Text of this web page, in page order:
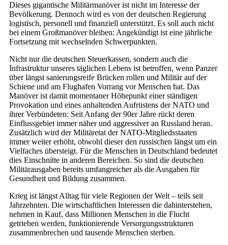
Dieses gigantische Militärmanöver ist nicht im Interesse der
Bevölkerung. Dennoch wird es von der deutschen Regierung
logistisch, personell und finanziell unterstützt. Es soll auch nicht
bei einem Großmanöver bleiben: Angekündigt ist eine jährliche
Fortsetzung mit wechselnden Schwerpunkten.
Nicht nur die deutschen Steuerkassen, sondern auch die
Infrastruktur unseres täglichen Lebens ist betroffen, wenn Panzer
über längst sanierungsreife Brücken rollen und Militär auf der
Schiene und am Flughafen Vorrang vor Menschen hat. Das
Manöver ist damit momentaner Höhepunkt einer ständigen
Provokation und eines anhaltenden Aufrüstens der NATO und
ihrer Verbündeten: Seit Anfang der 90er Jahre rückt deren
Einflussgebiet immer näher und aggressiver an Russland heran.
Zusätzlich wird der Militäretat der NATO-Mitgliedsstaaten
immer weiter erhöht, obwohl dieser den russischen längst um ein
Vielfaches übersteigt. Für die Menschen in Deutschland bedeutet
dies Einschnitte in anderen Bereichen. So sind die deutschen
Militärausgaben bereits umfangreicher als die Ausgaben für
Gesundheit und Bildung zusammen.
Krieg ist längst Alltag für viele Regionen der Welt – teils seit
Jahrzehnten. Die wirtschaftlichen Interessen die dahinterstehen,
nehmen in Kauf, dass Millionen Menschen in die Flucht
getrieben werden, funktionierende Versorgungsstrukturen
zusammenbrechen und tausende Menschen sterben.